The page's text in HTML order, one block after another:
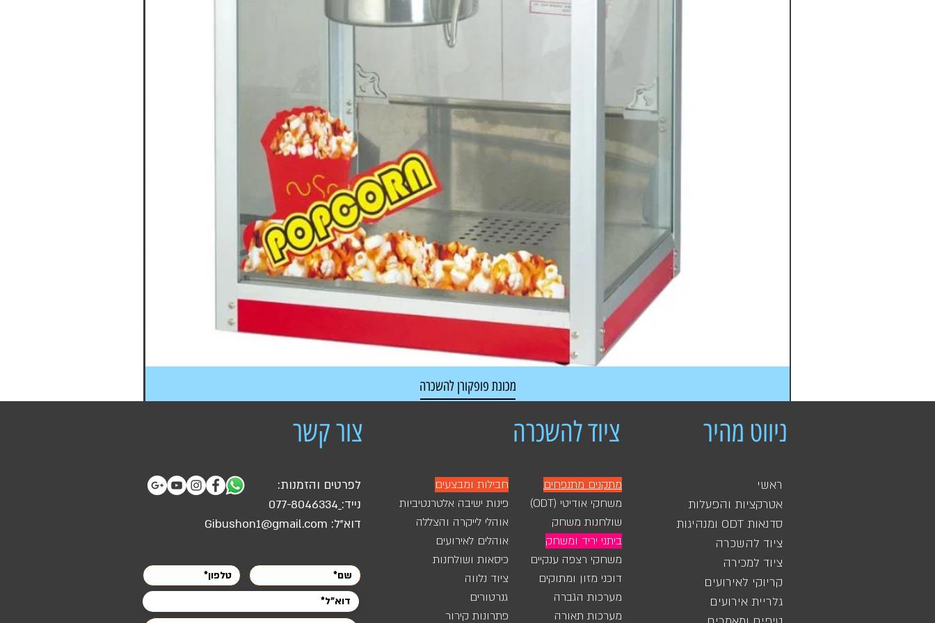
מכונת פופקורן להשכרה
ניווט מהיר ציוד להשכרה צור קשר
ראשי
אטרקציות והפעלות
סדנאות ODT ומנהיגות
ציוד להשכרה
ציוד למכירה
קריוקי לאירועים
גלריית אירועים
מתקנים מתנפחים
משחקי אודיטי (ODT)
שולחנות משחק
ביתני יריד ומשחק
משחקי רצפה ענקיים
דוכני מזון ומתוקים
מערכות הגברה
מערכות תאורה
חבילות ומבצעים
פינות ישיבה אלטרנטיביות
אוהלי לייקרה והצללה
אוהלים לאירועים
כיסאות ושולחנות
ציוד נלווה
גנרטורים
פתרונות קירור
לפרטים והזמנות:
נייד: 077-8046334
דוא"ל: Gibushon1@gmail.com